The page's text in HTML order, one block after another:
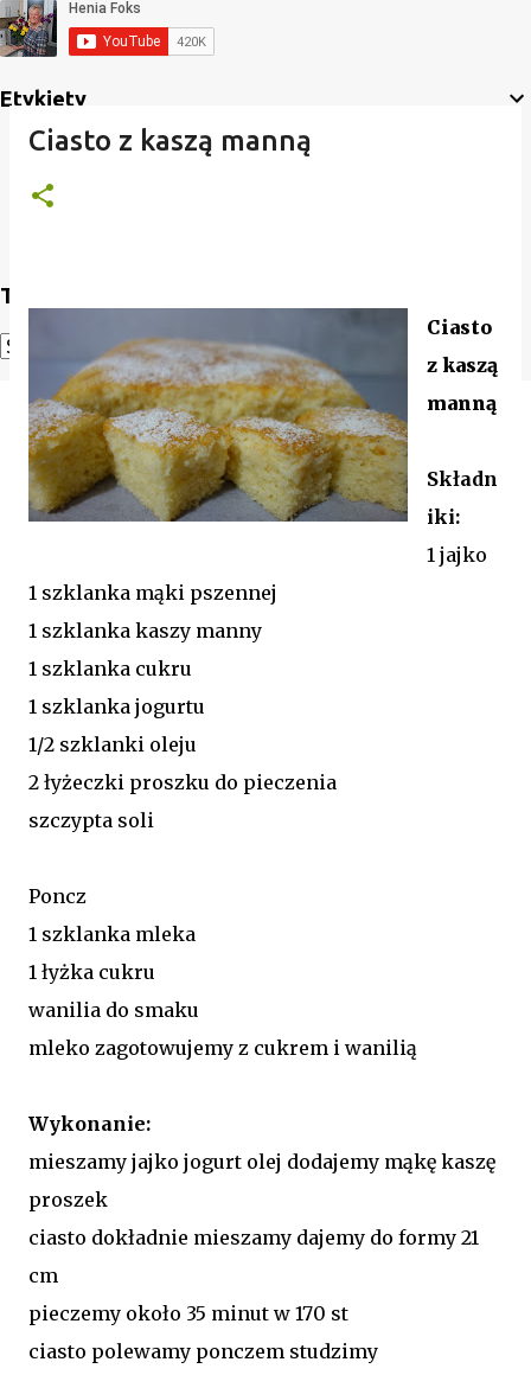
Etykiety
Translate
Powered by Translate
Ciasto z kaszą manną
Ciasto
z kaszą
manną
Składn
iki:
1 jajko
1 szklanka mąki pszennej
1 szklanka kaszy manny
1 szklanka cukru
1 szklanka jogurtu
1/2 szklanki oleju
2 łyżeczki proszku do pieczenia
szczypta soli
Poncz
1 szklanka mleka
1 łyżka cukru
wanilia do smaku
mleko zagotowujemy z cukrem i wanilią
Wykonanie:
mieszamy jajko jogurt olej dodajemy mąkę kaszę
proszek
ciasto dokładnie mieszamy dajemy do formy 21
cm
pieczemy około 35 minut w 170 st
ciasto polewamy ponczem studzimy